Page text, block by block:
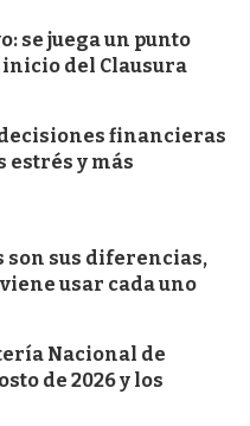
se juega un punto
del Clausura
financieras
estrés y más
son sus diferencias,
usar cada uno
Nacional de
de 2026 y los